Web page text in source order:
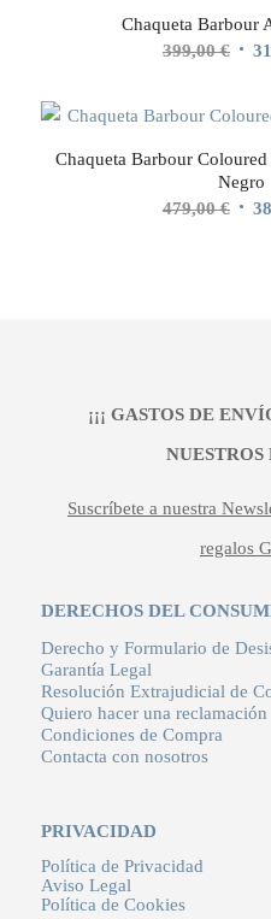
Chaqueta Barbour
399,00€ El
Chaqueta Barbour
Negro
479,00€ El
¡¡¡ GASTOS DE
Suscríbete a nuestra
regalos
DERECHOS DEL
Derecho y Formulario de
Garantía Legal
Resolución Extrajudicial de
Quiero hacer una reclamación
Condiciones de Compra
Contacta con nosotros
PRIVACIDAD
Política de Privacidad
Aviso Legal
Política de Cookies